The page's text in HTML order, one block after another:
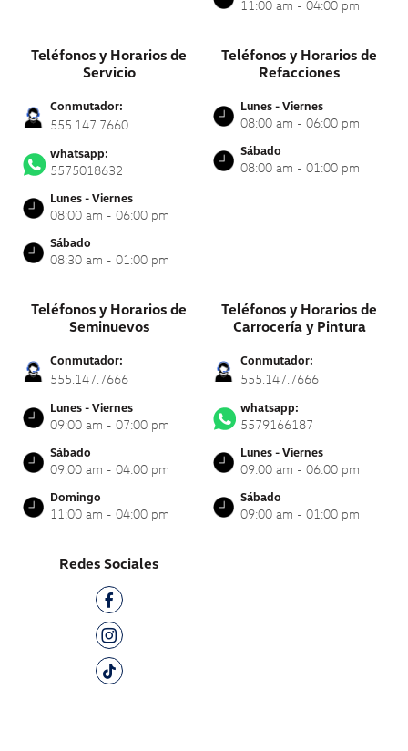
11:00 am - 04:00 pm
Teléfonos y Horarios de
Servicio
Conmutador:
555.147.7660
whatsapp:
5575018632
Lunes - Viernes
08:00 am - 06:00 pm
Sábado
08:30 am - 01:00 pm
Teléfonos y Horarios de
Refacciones
Lunes - Viernes
08:00 am - 06:00 pm
Sábado
08:00 am - 01:00 pm
Teléfonos y Horarios de
Seminuevos
Conmutador:
555.147.7666
Lunes - Viernes
09:00 am - 07:00 pm
Sábado
09:00 am - 04:00 pm
Domingo
11:00 am - 04:00 pm
Teléfonos y Horarios de
Carrocería y Pintura
Conmutador:
555.147.7666
whatsapp:
5579166187
Lunes - Viernes
09:00 am - 06:00 pm
Sábado
09:00 am - 01:00 pm
Redes Sociales